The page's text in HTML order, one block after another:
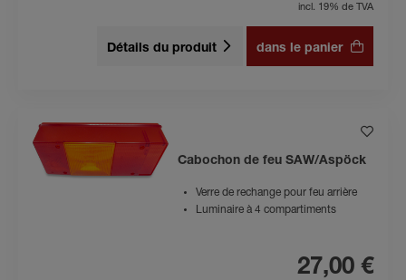
incl. 19% de TVA
Détails du produit dans le panier
Cabochon de feu SAW/Aspöck
Verre de rechange pour feu arrière
Luminaire à 4 compartiments
27,00 €